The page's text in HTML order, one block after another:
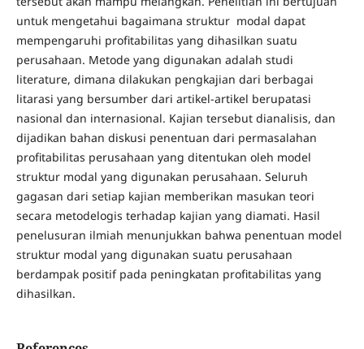
untuk mengetahui bagaimana struktur modal dapat
mempengaruhi profitabilitas yang dihasilkan suatu
perusahaan. Metode yang digunakan adalah studi
literature, dimana dilakukan pengkajian dari berbagai
litarasi yang bersumber dari artikel-artikel berupatasi
nasional dan internasional. Kajian tersebut dianalisis, dan
dijadikan bahan diskusi penentuan dari permasalahan
profitabilitas perusahaan yang ditentukan oleh model
struktur modal yang digunakan perusahaan. Seluruh
gagasan dari setiap kajian memberikan masukan teori
secara metodelogis terhadap kajian yang diamati. Hasil
penelusuran ilmiah menunjukkan bahwa penentuan model
struktur modal yang digunakan suatu perusahaan
berdampak positif pada peningkatan profitabilitas yang
dihasilkan.